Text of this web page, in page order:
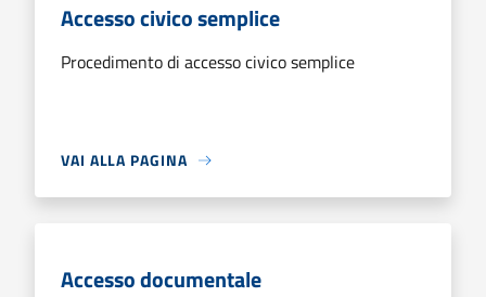
Accesso civico semplice
Procedimento di accesso civico semplice
VAI ALLA PAGINA
Accesso documentale